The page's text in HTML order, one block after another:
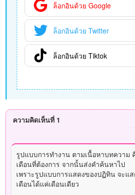
ล็อกอินด้วย Google
ล็อกอินด้วย Twitter
ล็อกอินด้วย Tiktok
ความคิดเห็นที่ 1
รูปแบบการทำงาน ตามเนื้อหาบทความ
เดือนที่ต้องการ จากนั้นส่งคำค้นหาไป
เพราะรูปแบบการแสดงของปฏิทิน จะแ
เดือนได้แค่เดือนเดียว